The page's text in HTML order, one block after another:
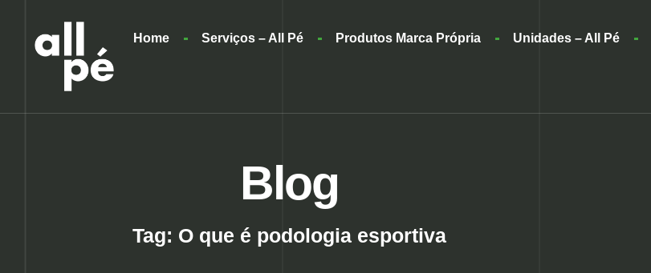
Home Serviços – All Pé Produtos Marca Própria Unidades – All Pé
Blog
Tag: O que é podologia esportiva